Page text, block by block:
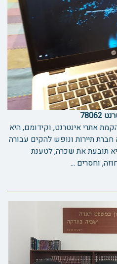
אתרי אינטרנט, וקידומם, היא
תיירות ונופש להקים עבורה
תובעת את שכרה, לטענת
וחסרים ...